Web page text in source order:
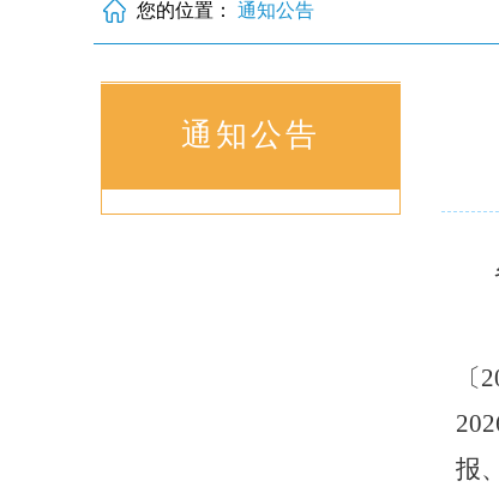
您的位置： 通知公告
通知公告
〔
报